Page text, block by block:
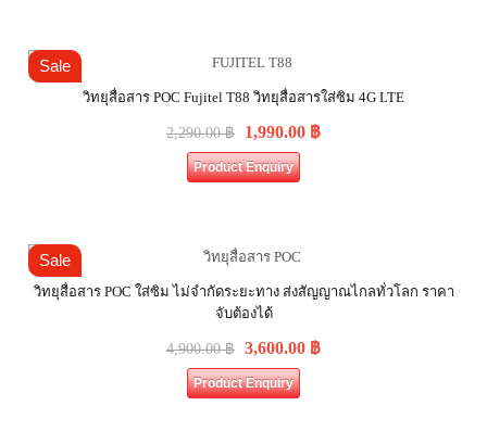
Sale
วิทยุสื่อสาร POC Fujitel T88 วิทยุสื่อสารใส่ซิม 4G LTE
2,290.00฿ 1,990.00 ฿
Product Enquiry
Sale
วิทยุสื่อสาร POC ใส่ซิม ไม่จำกัดระยะทาง ส่งสัญญาณไกลทั่วโลก ราคา
จับต้องได้
4,900.00฿ 3,600.00 ฿
Product Enquiry